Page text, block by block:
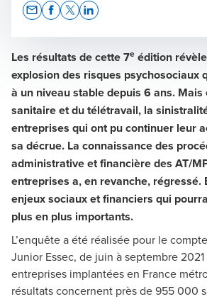
Les résultats de cette 7e édition
explosion des risques psychosociaux
à un niveau stable depuis 6 ans.
sanitaire et du télétravail, la
entreprises qui ont pu continuer leur
sa décrue. La connaissance des
administrative et financière des AT/
entreprises a, en revanche, régressé.
enjeux sociaux et financiers qui
plus en plus importants.
L’enquête a été réalisée pour le
Junior Essec, de juin à septembre
entreprises implantées en France
résultats concernent près de 955 000